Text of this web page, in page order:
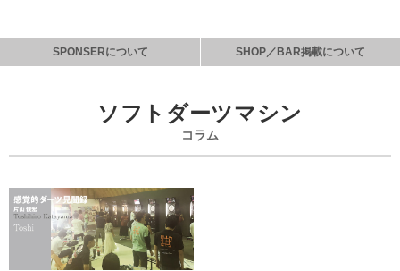
SPONSERについて SHOP／BAR掲載について
ソフトダーツマシン
コラム